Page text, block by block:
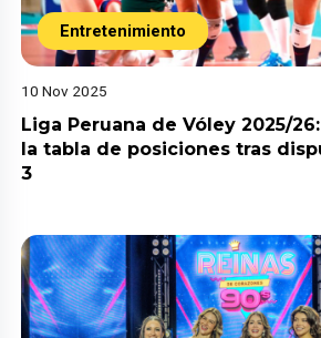
Entretenimiento
10 Nov 2025
Liga Peruana de Vóley 2025/
la tabla de posiciones tras
3